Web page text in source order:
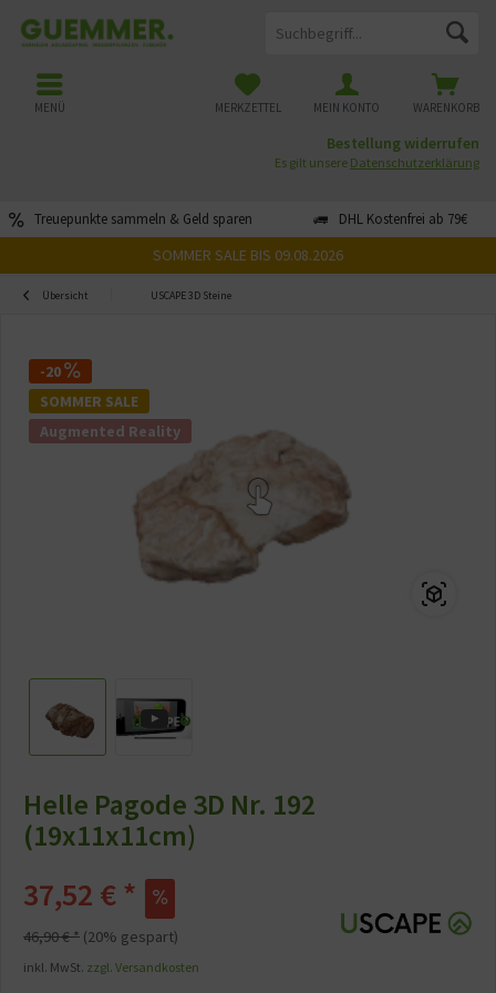
Treuepunkte sammeln & Geld sparen DHL Kostenfrei ab 79€
WARENKORB
MERKZETTEL MEIN KONTO
MENÜ
Bestellung widerrufen
Es gilt unsere Datenschutzerklärung
SOMMER SALE BIS 09.08.2026
Übersicht USCAPE 3D Steine
-20
SOMMER SALE
Augmented Reality
Helle Pagode 3D Nr. 192
(19x11x11cm)
37,52 € *
46,90 € * (20% gespart)
inkl. MwSt. zzgl. Versandkosten